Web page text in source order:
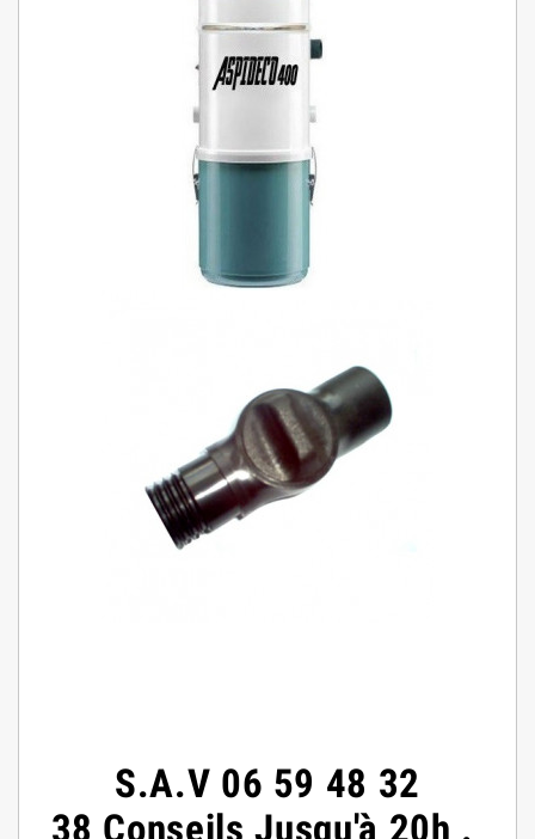
S.A.V 06 59 48 32
38 ConseilsJusqu'à 20h .